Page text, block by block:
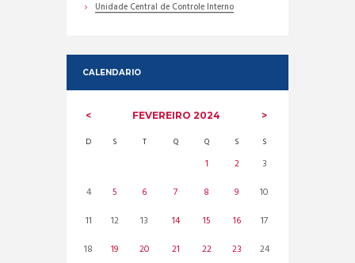
Unidade Central de Controle Interno
CALENDARIO
FEVEREIRO 2024
D S T Q Q S S
1 2
3
4
5 6 7 8 9
10
11
12 13 14 15 16
17
18
19 20 21 22 23 24